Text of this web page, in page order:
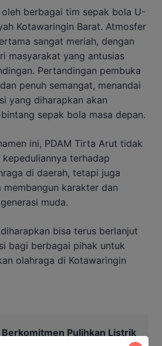
berbagai tim sepak bola U-
Kotawaringin Barat. Atmosfer
sangat meriah, dengan
masyarakat yang antusias
Pertandingan pembuka
penuh semangat, menandai
yang diharapkan akan
sepak bola masa depan.
ini, PDAM Tirta Arut tidak
terhadap
di daerah, tetapi juga
karakter dan
muda.
bisa terus berlanjut
bagi berbagai pihak untuk
olahraga di Kotawaringin
Berkomitmen Pulihkan Listrik